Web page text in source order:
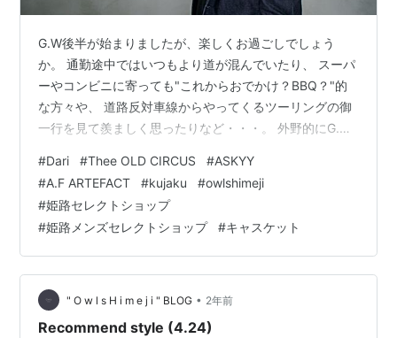
G.W後半が始まりましたが、楽しくお過ごしでしょう
か。 通勤途中ではいつもより道が混んでいたり、 スーパ
ーやコンビニに寄っても"これからおでかけ？BBQ？"的
な方々や、 道路反対車線からやってくるツーリングの御
一行を見て羨ましく思ったりなど・・・。 外野的にG.W
方、もしいらっしゃいましたら、 ぜひお店にお越し下さ
い。 静かでまったりした時間を過ごせると思います。 お
店の周りもいつも以上に静かですので、よりまったり
と。 ぜひお待ちしております。 さて、 本日は"Dari"さん
から入荷しました「C.JPキャスケット」をピックアップ
させて頂きます…
#Dari #Thee OLD CIRCUS #ASKYY
#A.F ARTEFACT #kujaku #owlshimeji
#姫路セレクトショップ
#姫路メンズセレクトショップ #キャスケット
" O w l s H i m e j i " BLOG • 2年前
Recommend style (4.24)